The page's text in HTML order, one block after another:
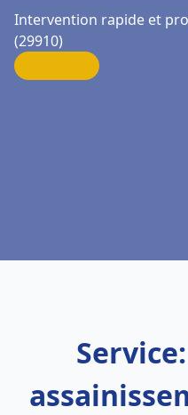
Intervention rapide et
(29910)